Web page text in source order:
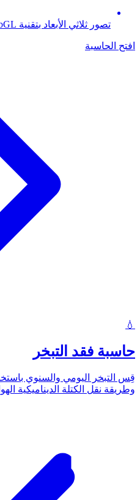
تصور ثلاثي الأبعاد بتقنية WebGL مع متغيرات منتجات AWTT
افتح الحاسبة
💧
حاسبة فقد التبخر
قِس التبخر اليومي والسنوي
وطريقة نقل الكتلة الديناميكية